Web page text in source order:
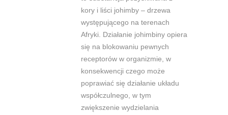
kory i liści johimby – drzewa
występującego na terenach
Afryki. Działanie johimbiny opiera
się na blokowaniu pewnych
receptorów w organizmie, w
konsekwencji czego może
poprawiać się działanie układu
współczulnego, w tym
zwiększenie wydzielania